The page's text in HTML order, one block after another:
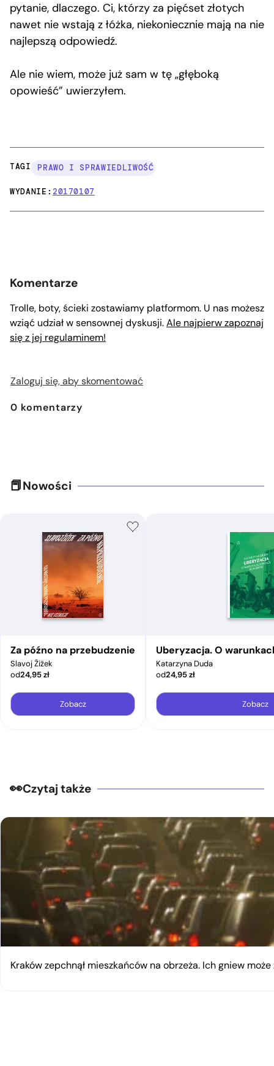
pytanie, dlaczego. Ci, którzy za pięćset złotych
nawet nie wstają z łóżka, niekoniecznie mają na nie
najlepszą odpowiedź.
Ale nie wiem, może już sam w tę „głęboką
opowieść” uwierzyłem.
TAGI: PRAWO I SPRAWIEDLIWOŚĆ
WYDANIE:20170107
Komentarze
Trolle, boty, ścieki zostawiamy platformom. U nas możesz
wziąć udział w sensownej dyskusji.Ale najpierw zapoznaj
się z jej regulaminem!
Zaloguj się, aby skomentować
0 komentarzy
Nowości
Za późno na przebudzenie
Slavoj Žižek
od24,95zł
Zobacz
Uberyzacja. O
Katarzyna Duda
od24,95zł
Zobacz
Czytaj także
Kraków zepchnął mieszkańców na obrzeża. Ich gniew